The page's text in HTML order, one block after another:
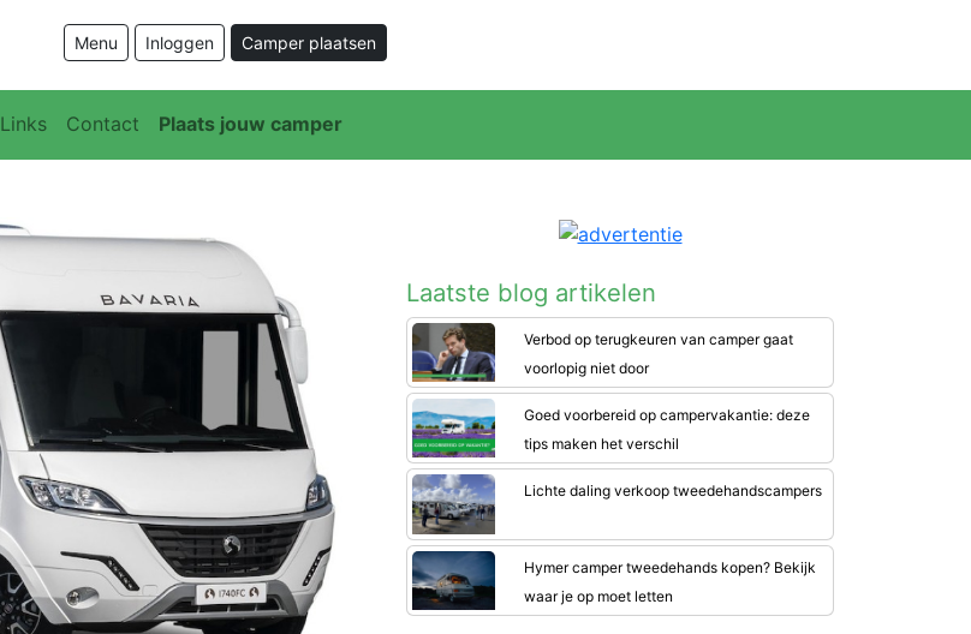
Menu Inloggen Camper plaatsen
Links Contact Plaats jouw camper
Laatste blog artikelen
Verbod op terugkeuren van camper gaat
voorlopig niet door
Goed voorbereid op campervakantie: deze
tips maken het verschil
Lichte daling verkoop tweedehandscampers
Hymer camper tweedehands kopen? Bekijk
waar je op moet letten